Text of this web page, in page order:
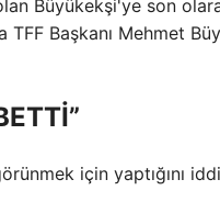
Büyükekşi'ye son
Başkanı Mehmet
için yaptığını